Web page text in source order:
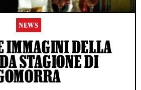
NEWS
IMMAGINI DELLA
STAGIONE DI